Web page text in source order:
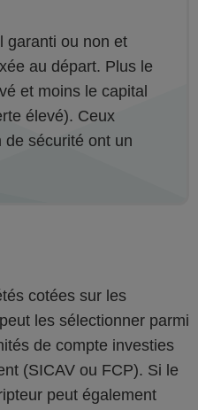
garanti ou non et
au départ. Plus le
et moins le capital
élevé). Ceux
de sécurité ont un
cotées sur les
les sélectionner parmi
de compte investies
(SICAV ou FCP). Si le
peut également